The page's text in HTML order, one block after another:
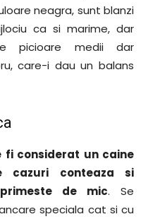
neagra, sunt blanzi
ca si marime, dar
picioare medii dar
care-i dau un balans
fi considerat un caine
cazuri conteaza si
de mic. Se
speciala cat si cu